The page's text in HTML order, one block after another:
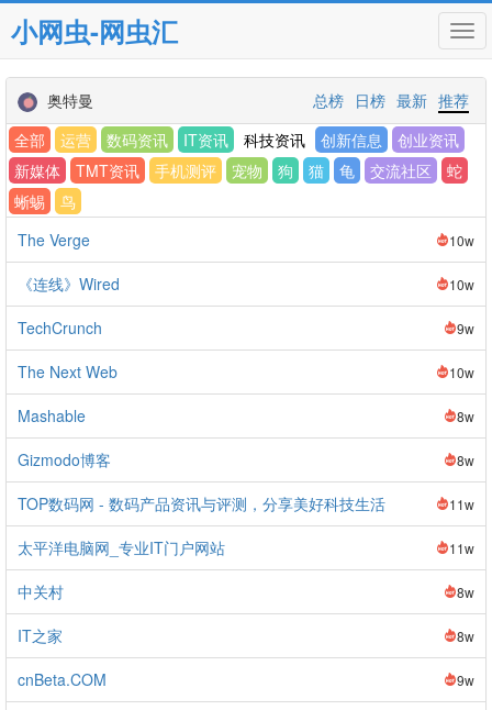
小网虫-网虫汇
奥特曼 推荐
最新
日榜
总榜
全部
运营 数码资讯 IT资讯 科技资讯 创新信息
创业资讯
新媒体
TMT资讯 手机测评 宠物 狗 猫 龟 交流社区
蛇
蜥蜴
鸟
The Verge
10w
《连线》Wired 10w
TechCrunch 9w
The Next Web 10w
Mashable 8w
Gizmodo博客 8w
TOP数码网 - 数码产品资讯与评测，分享美好科技生活 11w
太平洋电脑网_专业IT门户网站 11w
中关村 8w
IT之家 8w
cnBeta.COM 9w